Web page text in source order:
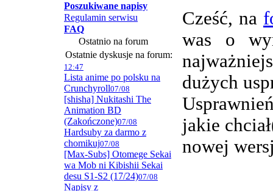
Poszukiwane napisy
Regulamin serwisu
FAQ
Ostatnio na forum
Ostatnie dyskusje na forum:
12:47
Lista anime po polsku na
Crunchyroll07/08
[shisha] Nukitashi The
Animation BD
(Zakończone)07/08
Hardsuby za darmo z
chomikuj07/08
[Max-Subs] Otomege Sekai
wa Mob ni Kibishii Sekai
desu S1-S2 (17/24)07/08
Napisy z
Cześć, na
was o
dużych
jakie
nowej